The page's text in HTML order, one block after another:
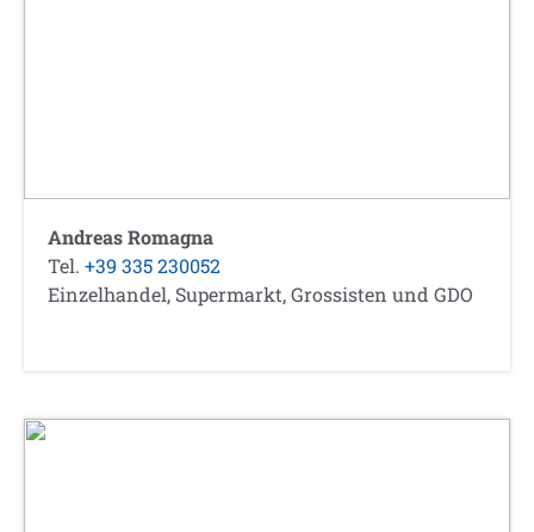
Andreas Romagna
Tel. +39 335 230052
Einzelhandel, Supermarkt, Grossisten und GDO